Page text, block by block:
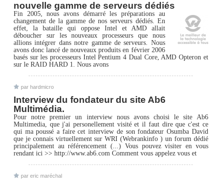
nouvelle gamme de serveurs dédiés
Fin 2005, nous avons démarré les préparations au
changement de la gamme de nos serveurs dédiés. En
effet, la bataille qui oppose Intel et AMD allait
déboucher sur les nouveaux processeurs que nous
allions intégrer dans notre gamme de serveurs. Nous
avons donc lancé de nouveaux produits en février 2006
basés sur les processeurs Intel Pentium 4 Dual Core, AMD Opteron et
sur le RAID HARD 1. Nous avons
par hardmicro
Interview du fondateur du site Ab6
Multimédia.
Pour notre premier un interview nous avons choisi le site Ab6
Multimedia, que j'ai personellement visité et il faut dire que c'est ce
qui ma poussé a faire cet interview de son fondateur Osumba David
que je connais virtuellement sur WRI (Webrankinfo ) un forum dédié
principalement au référencement (...) Vous pouvez visiter en vous
rendant ici >> http://www.ab6.com Comment vous appelez vous et
par eric maréchal